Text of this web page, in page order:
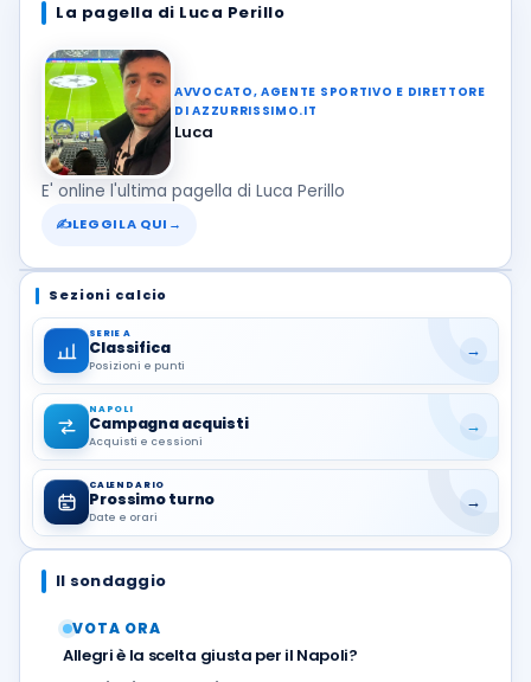
La pagella di Luca Perillo
AVVOCATO, AGENTE SPORTIVO E DIRETTORE
DI AZZURRISSIMO.IT
Luca
E' online l'ultima pagella di Luca Perillo
✍LEGGILA QUI →
Sezioni calcio
SERIE A
Classifica
Posizioni e punti
→
NAPOLI
Campagna acquisti
Acquisti e cessioni
→
CALENDARIO
Prossimo turno
Date e orari
→
Il sondaggio
VOTA ORA
Allegri è la scelta giusta per il Napoli?